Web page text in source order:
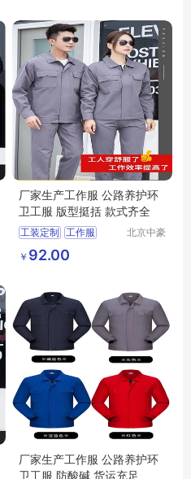
厂家生产工作服 公路养护环
卫工服 版型挺括 款式齐全
工装定制 工作服
北京中豪
￥ 92.00
厂家生产工作服 公路养护环
卫工服 防酸碱 货运充足